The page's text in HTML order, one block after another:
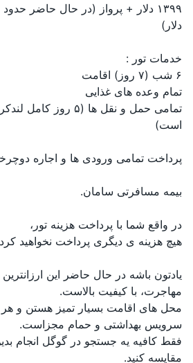
دلار)
خدمات تور :
۶ شب (۷ روز) اقامت
تمام وعده های غذایی
تمامی حمل و نقل ها (۵
است)
پرداخت تمامی ورودی ها و اجاره
بیمه مسافرتی سامان.
در واقع شما با پرداخت هزینه تور،
هیچ هزینه ی دیگری پرداخت نخواهید
یادتون باشه در حال حاضر این
مهاجرت، با کیفیت بالاست.
محل های اقامت بسیار تمیز هستن و هر
سرویس بهداشتی و حمام مجزاست.
فقط کافیه یه جستجو در گوگل انجام
مقایسه کنید.